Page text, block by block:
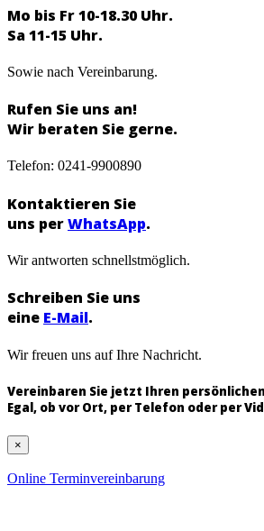
Mo bis Fr 10-18.30 Uhr.
Sa 11-15 Uhr.
Sowie nach Vereinbarung.
Rufen Sie uns an!
Wir beraten Sie gerne.
Telefon: 0241-9900890
Kontaktieren Sie
uns perWhatsApp.
Wir antworten schnellstmöglich.
Schreiben Sie uns
eine E-Mail.
Wir freuen uns auf Ihre Nachricht.
Vereinbaren Sie jetzt Ihren
Egal, ob vor Ort, per Telefon oder per
×
Online Terminvereinbarung